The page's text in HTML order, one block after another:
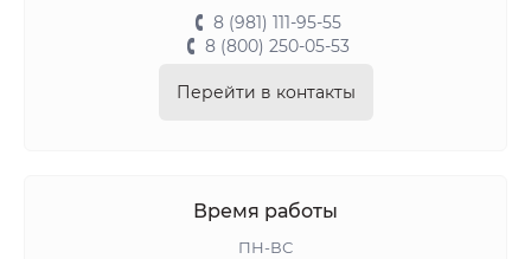
8 (981) 111-95-55
8 (800) 250-05-53
Перейти в контакты
Время работы
ПН-ВС